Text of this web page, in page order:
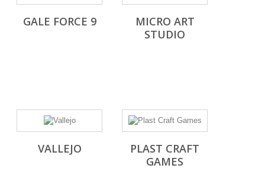
GALE FORCE 9
MICRO ART
STUDIO
VALLEJO
PLAST CRAFT
GAMES